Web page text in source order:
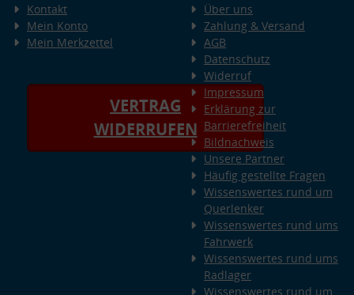
Kontakt
Mein Konto
Mein Merkzettel
VERTRAG
WIDERRUFEN
Über uns
Zahlung & Versand
AGB
Datenschutz
Widerruf
Impressum
Erklärung zur
Barrierefreiheit
Bildnachweis
Unsere Partner
Häufig gestellte Fragen
Wissenswertes rund um
Querlenker
Wissenswertes rund ums
Fahrwerk
Wissenswertes rund ums
Radlager
Wissenswertes rund um